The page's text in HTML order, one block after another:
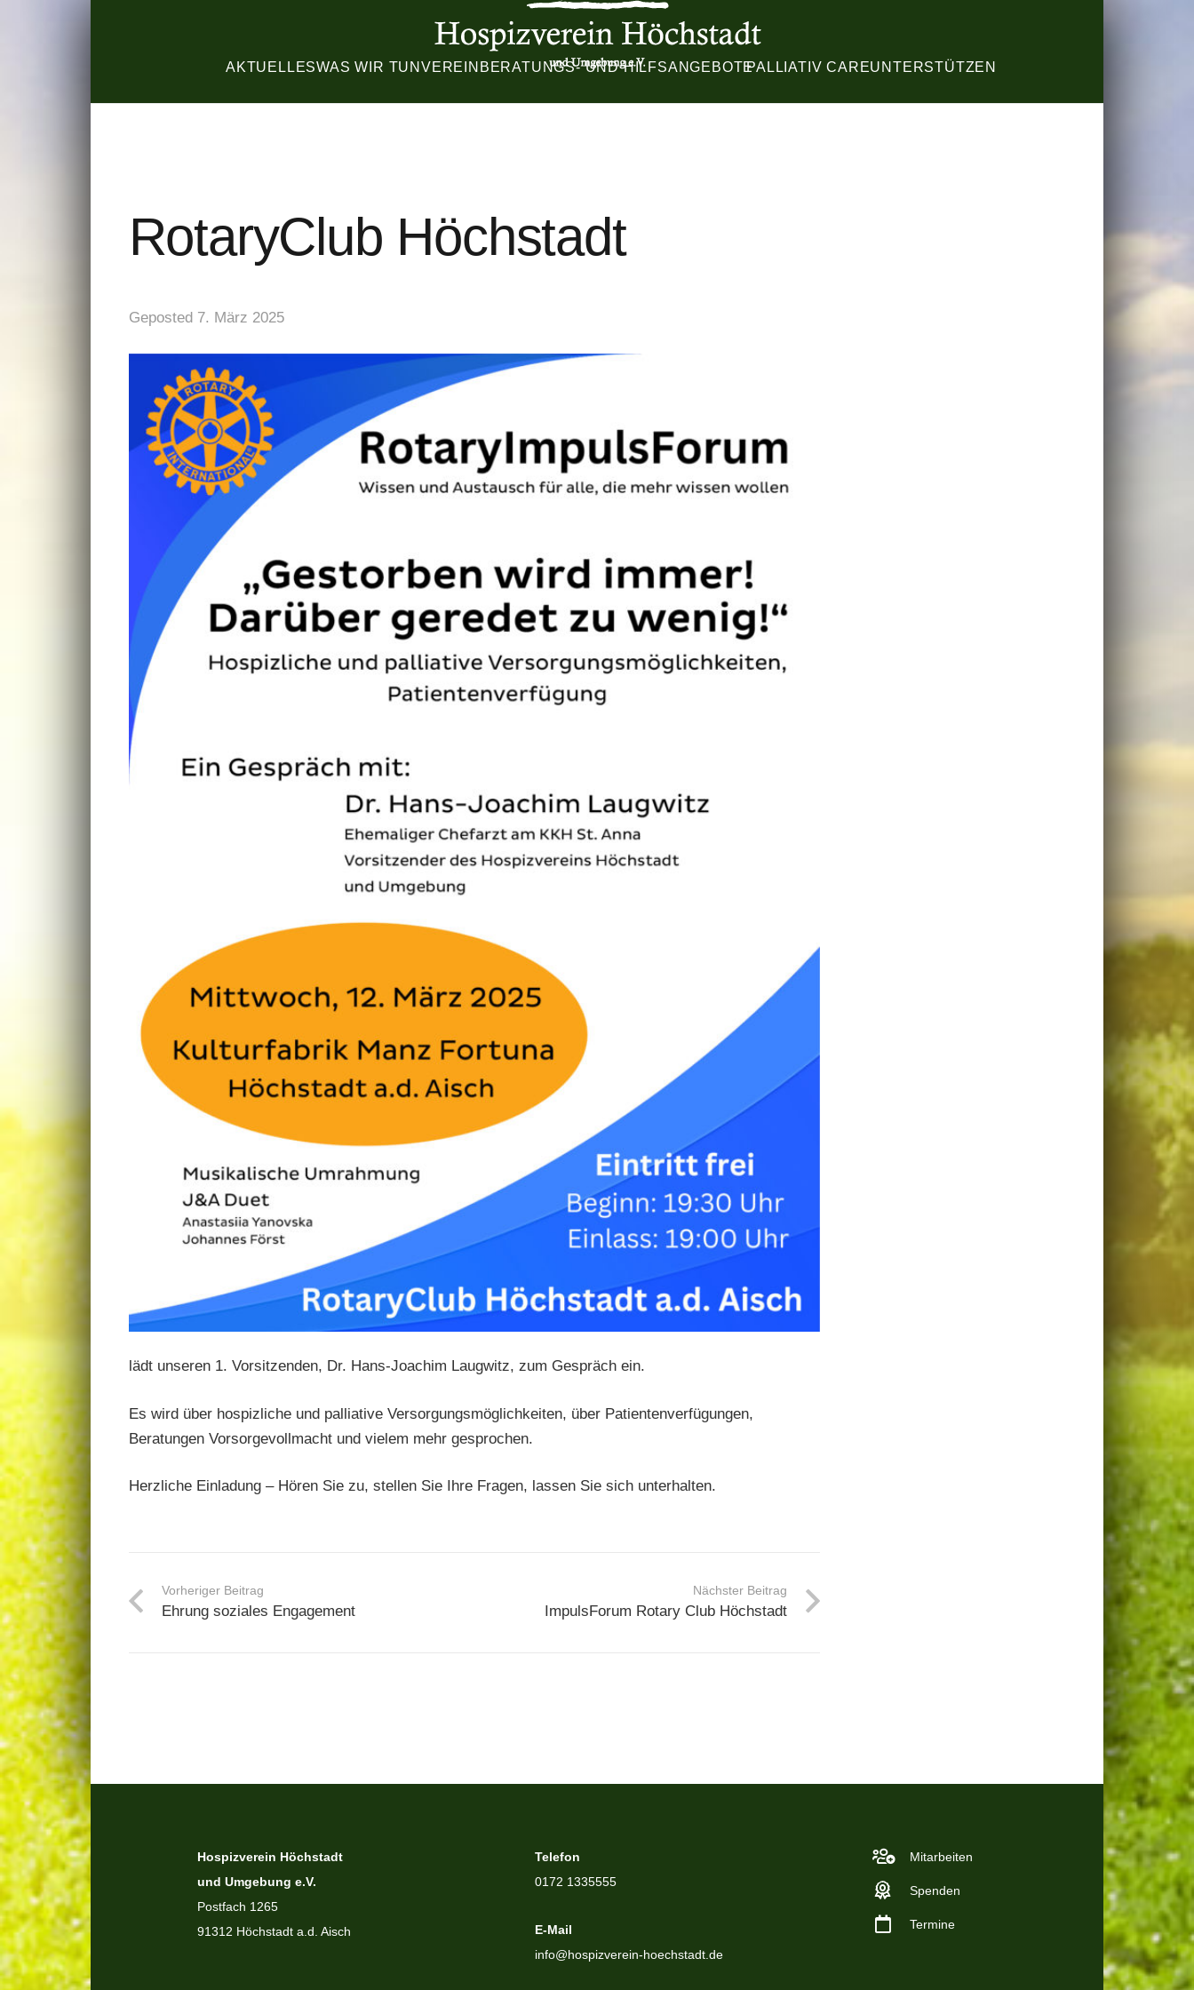
AKTUELLESWAS WIR TUN VEREIN BERATUNGS- UND HILFSANGEBOTEPALLIATIV CAREUNTERSTÜTZEN
RotaryClub Höchstadt
Geposted 7. März 2025
lädt unseren 1. Vorsitzenden, Dr. Hans-Joachim Laugwitz, zum Gespräch ein.
Es wird über hospizliche und palliative Versorgungsmöglichkeiten, über Patientenverfügungen,
Beratungen Vorsorgevollmacht und vielem mehr gesprochen.
Herzliche Einladung – Hören Sie zu, stellen Sie Ihre Fragen, lassen Sie sich unterhalten.
Vorheriger Beitrag
Ehrung soziales Engagement
Nächster Beitrag
ImpulsForum Rotary Club Höchstadt
Hospizverein Höchstadt
und Umgebung e.V.
Postfach 1265
91312 Höchstadt a.d. Aisch
Telefon
0172 1335555
E-Mail
info@hospizverein-hoechstadt.de
Mitarbeiten
Spenden
Termine